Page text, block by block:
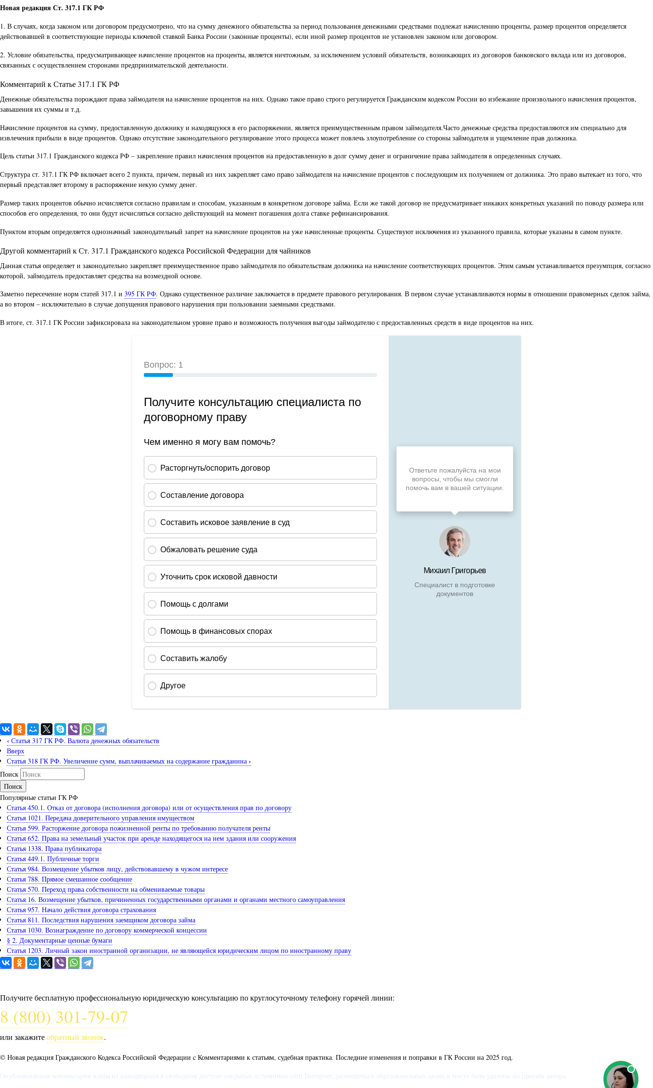
Новая редакция Ст. 317.1 ГК РФ
1. В случаях, когда законом или договором предусмотрено, что на сумму денежного обязательства за период пользования денежными средствами подлежат начислению проценты, размер процентов определяется
действовавшей в соответствующие периоды ключевой ставкой Банка России (законные проценты), если иной размер процентов не установлен законом или договором.
2. Условие обязательства, предусматривающее начисление процентов на проценты, является ничтожным, за исключением условий обязательств, возникающих из договоров банковского вклада или из договоров,
связанных с осуществлением сторонами предпринимательской деятельности.
Комментарий к Статье 317.1 ГК РФ
Денежные обязательства порождают права займодателя на начисление процентов на них. Однако такое право строго регулируется Гражданским кодексом России во избежание произвольного начисления процентов,
завышения их суммы и т.д.
Начисление процентов на сумму, предоставленную должнику и находящуюся в его распоряжении, является преимущественным правом займодателя.Часто денежные средства предоставляются им специально для
извлечения прибыли в виде процентов. Однако отсутствие законодательного регулирование этого процесса может повлечь злоупотребление со стороны займодателя и ущемление прав должника.
Цель статьи 317.1 Гражданского кодекса РФ – закрепление правил начисления процентов на предоставленную в долг сумму денег и ограничение права займодателя в определенных случаях.
Структура ст. 317.1 ГК РФ включает всего 2 пункта, причем, первый из них закрепляет само право займодателя на начисление процентов с последующим их получением от должника. Это право вытекает из того, что
первый представляет второму в распоряжение некую сумму денег.
Размер таких процентов обычно исчисляется согласно правилам и способам, указанным в конкретном договоре займа. Если же такой договор не предусматривает никаких конкретных указаний по поводу размера или
способов его определения, то они будут исчисляться согласно действующий на момент погашения долга ставке рефинансирования.
Пунктом вторым определяется однозначный законодательный запрет на начисление процентов на уже начисленные проценты. Существуют исключения из указанного правила, которые указаны в самом пункте.
Другой комментарий к Ст. 317.1 Гражданского кодекса Российской Федерации для чайников
Данная статья определяет и законодательно закрепляет преимущественное право займодателя по обязательствам должника на начисление соответствующих процентов. Этим самым устанавливается презумпция, согласно
которой, займодатель предоставляет средства на возмездной основе.
Заметно пересечение норм статей 317.1 и 395 ГК РФ. Однако существенное различие заключается в предмете правового регулирования. В первом случае устанавливаются нормы в отношении правомерных сделок займа,
а во втором – исключительно в случае допущения правового нарушения при пользовании заемными средствами.
В итоге, ст. 317.1 ГК России зафиксировала на законодательном уровне право и возможность получения выгоды займодателю с предоставленных средств в виде процентов на них.
‹ Статья 317 ГК РФ. Валюта денежных обязательств
Вверх
Статья 318 ГК РФ. Увеличение сумм, выплачиваемых на содержание гражданина ›
Поиск
Популярные статьи ГК РФ
Статья 450.1. Отказ от договора (исполнения договора) или от осуществления прав по договору
Статья 1021. Передача доверительного управления имуществом
Статья 599. Расторжение договора пожизненной ренты по требованию получателя ренты
Статья 652. Права на земельный участок при аренде находящегося на нем здания или сооружения
Статья 1338. Права публикатора
Статья 449.1. Публичные торги
Статья 984. Возмещение убытков лицу, действовавшему в чужом интересе
Статья 788. Прямое смешанное сообщение
Статья 570. Переход права собственности на обмениваемые товары
Статья 16. Возмещение убытков, причиненных государственными органами и органами местного самоуправления
Статья 957. Начало действия договора страхования
Статья 811. Последствия нарушения заемщиком договора займа
Статья 1030. Вознаграждение по договору коммерческой концессии
§ 2. Документарные ценные бумаги
Статья 1203. Личный закон иностранной организации, не являющейся юридическим лицом по иностранному праву
Получите бесплатную профессиональную юридическую консультацию по круглосуточному телефону горячей линии:
8 (800) 301-79-07
или закажитеобратный звонок.
© Новая редакция Гражданского Кодекса Российской Федерации c Комментариями к статьям, судебная практика. Последние изменения и поправки в ГК России на 2025 год.
Опубликованные комментарии взяты из находящихся в свободном доступе открытых источниках сети Интернет, размещены в образовательных целях и могут быть удалены по просьбе автора.